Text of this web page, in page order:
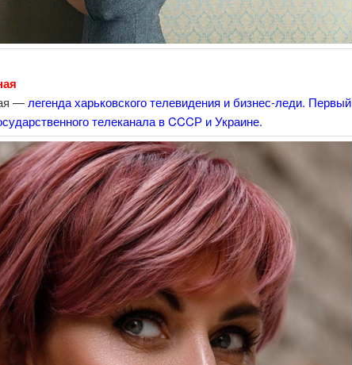
— легенда харьковского телевидения и бизнес-леди. Первый
телеканала в CCCР и Украине.